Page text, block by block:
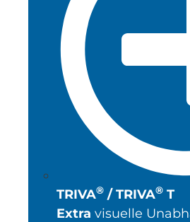
TRIVA® / TRIVA® T
Extra visuelle